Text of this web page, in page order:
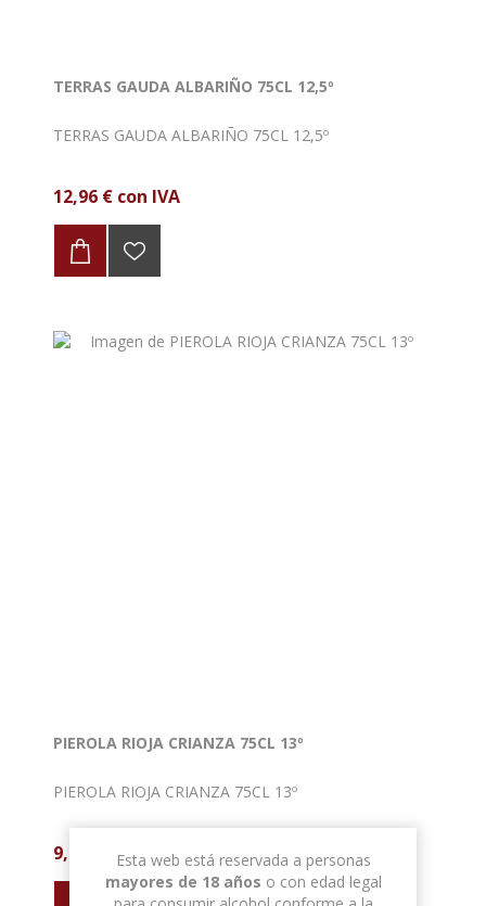
TERRAS GAUDA ALBARIÑO 75CL 12,5º
TERRAS GAUDA ALBARIÑO 75CL 12,5º
12,96 € con IVA
PIEROLA RIOJA CRIANZA 75CL 13º
PIEROLA RIOJA CRIANZA 75CL 13º
9,80 € con IVAEsta web está reservada a personas
mayores de 18 años o con edad legal